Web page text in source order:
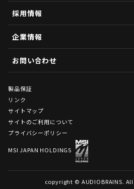
採用情報
企業情報
お問い合わせ
製品保証
リンク
サイトマップ
サイトのご利用について
プライバシーポリシー
MSI JAPAN HOLDINGS
copyright © AUDIOBRAINS.